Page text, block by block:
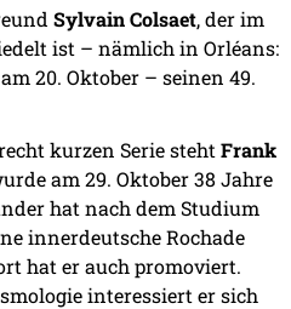
Sylvain Colsaet, der im
ist – nämlich in Orléans:
20. Oktober – seinen 49.
kurzen Serie steht Frank
am 29. Oktober 38 Jahre
hat nach dem Studium
innerdeutsche Rochade
hat er auch promoviert.
interessiert er sich